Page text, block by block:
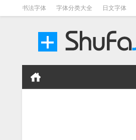
书法字体 字体分类大全 日文字体